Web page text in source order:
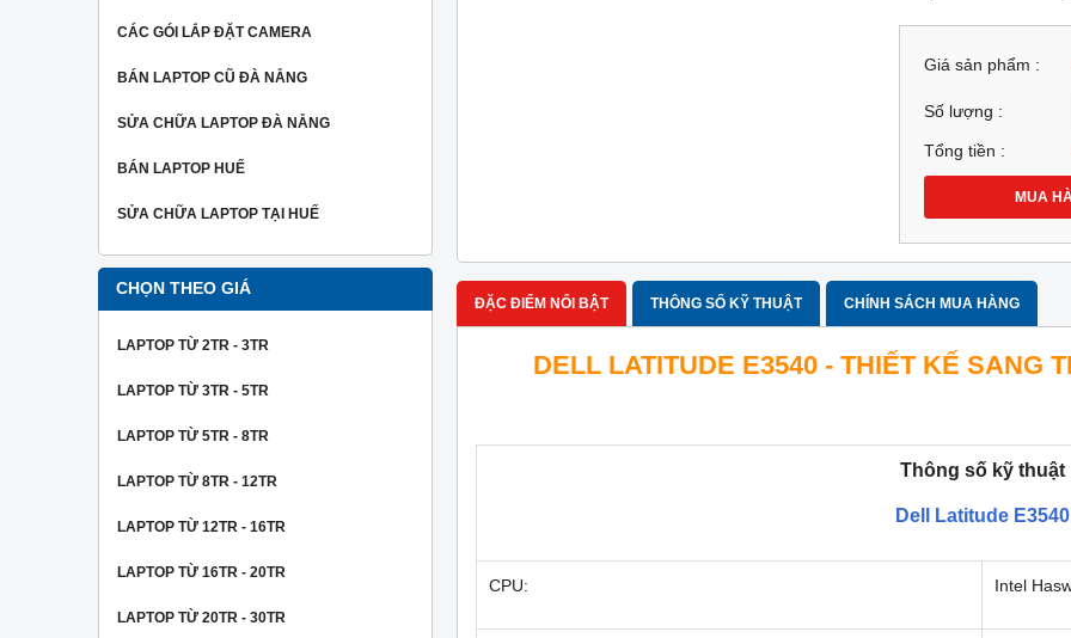
CÁC GÓI LẮP ĐẶT CAMERA
BÁN LAPTOP CŨ ĐÀ NẴNG
SỬA CHỮA LAPTOP ĐÀ NẴNG
BÁN LAPTOP HUẾ
SỬA CHỮA LAPTOP TẠI HUẾ
CHỌN THEO GIÁ
LAPTOP TỪ 2TR - 3TR
LAPTOP TỪ 3TR - 5TR
LAPTOP TỪ 5TR - 8TR
LAPTOP TỪ 8TR - 12TR
LAPTOP TỪ 12TR - 16TR
LAPTOP TỪ 16TR - 20TR
LAPTOP TỪ 20TR - 30TR
Giá sản phẩm :
Số lượng :
Tổng tiền :
MUA
ĐẶC ĐIỂM NỔI BẬT THÔNG SỐ KỸ THUẬT CHÍNH SÁCH MUA HÀNG
DELL LATITUDE E3540 - THIẾT KẾ SANG
Thông số kỹ thuật
Dell Latitude E3540
CPU: Intel